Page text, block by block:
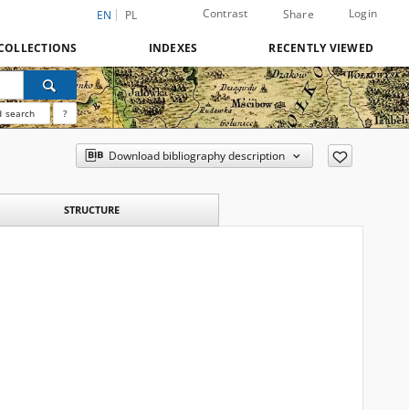
EN PL Contrast Share Login
INDEXES RECENTLY VIEWED
search ?
Download bibliography description
STRUCTURE